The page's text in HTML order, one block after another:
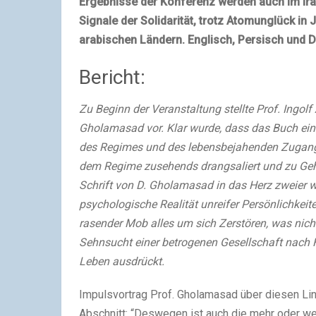
Signale der Solidarität, trotz Atomunglück in
arabischen Ländern. Englisch, Persisch und
Bericht:
Zu Beginn der Veranstaltung stellte Prof. Ingolf
Gholamasad vor. Klar wurde, dass das Buch
des Regimes und des lebensbejahenden
dem Regime zusehends drangsaliert und zu
Schrift von D. Gholamasad in das Herz zweier
psychologische Realität unreifer
rasender Mob alles um sich Zerstören, was
Sehnsucht einer betrogenen Gesellschaft
Leben ausdrückt.
Impulsvortrag Prof. Gholamasad über diesen